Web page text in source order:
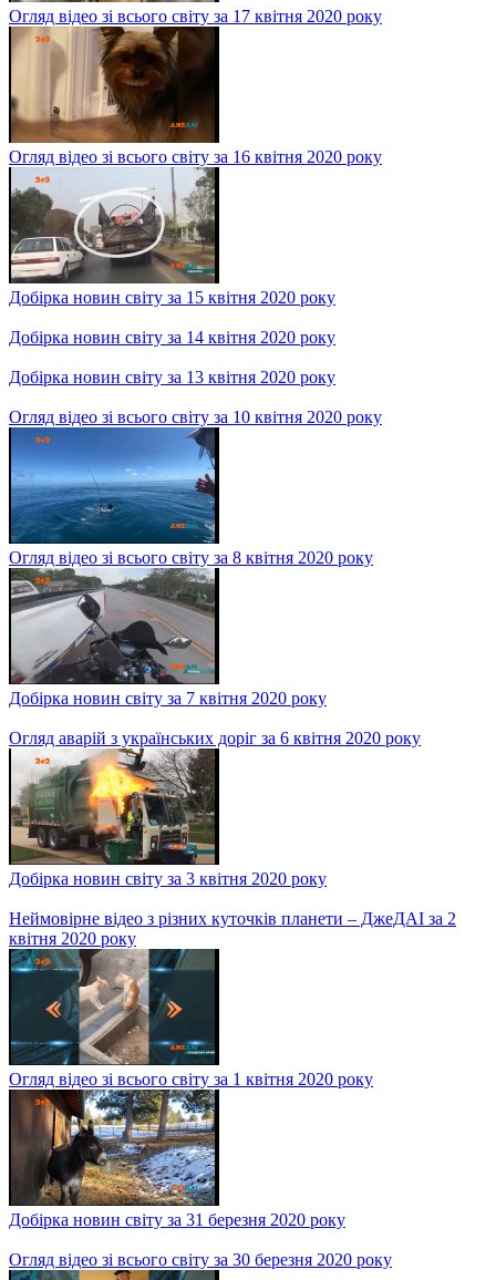
Огляд відео зі всього світу за 17 квітня 2020 року
Огляд відео зі всього світу за 16 квітня 2020 року
Добірка новин світу за 14 квітня 2020 року
Добірка новин світу за 13 квітня 2020 року
Огляд відео зі всього світу за 10 квітня 2020 року
Огляд відео зі всього світу за 8 квітня 2020 року
Добірка новин світу за 7 квітня 2020 року